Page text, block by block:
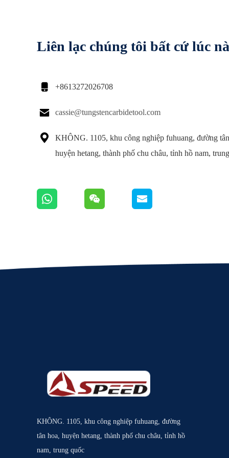
Liên lạc chúng tôi bất cứ lúc
 +8613272026708
 cassie@tungstencarbidetool.com

KHÔNG. 1105, khu công nghiệp fuhuang, đường
huyện hetang, thành phố chu châu, tỉnh hồ nam,
KHÔNG. 1105, khu công nghiệp fuhuang, đường
tân hoa, huyện hetang, thành phố chu châu, tỉnh hồ
nam, trung quốc